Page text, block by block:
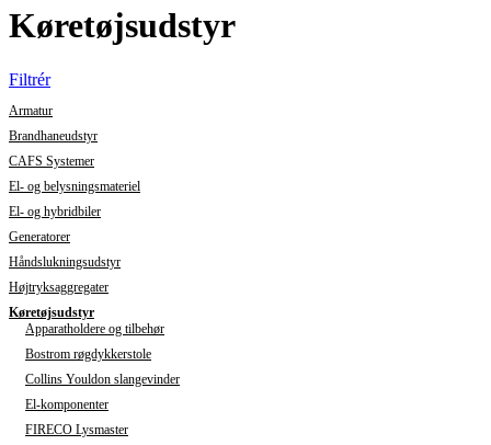
Køretøjsudstyr
Filtrér
Armatur
Brandhaneudstyr
CAFS Systemer
El- og belysningsmateriel
El- og hybridbiler
Generatorer
Håndslukningsudstyr
Højtryksaggregater
Køretøjsudstyr
Apparatholdere og tilbehør
Bostrom røgdykkerstole
Collins Youldon slangevinder
El-komponenter
FIRECO Lysmaster